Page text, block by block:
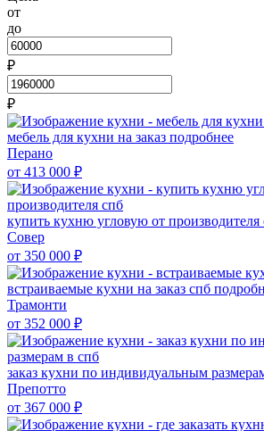
от
до
₽
₽
мебель для кухни на заказ подробнее
Перано
от 413 000 ₽
купить кухню угловую от производителя
Совер
от 350 000 ₽
встраиваемые кухни на заказ спб
Трамонти
от 352 000 ₽
заказ кухни по индивидуальным
Препотто
от 367 000 ₽